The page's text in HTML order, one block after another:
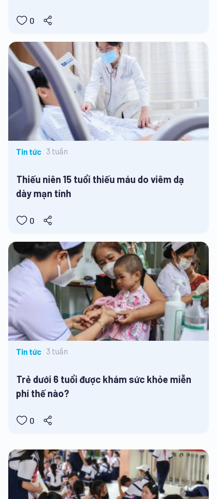
0
Tin tức 3 tuần
Thiếu niên 15 tuổi thiếu máu do viêm dạ
dày mạn tính
0
Tin tức 3 tuần
Trẻ dưới 6 tuổi được khám sức khỏe miễn
phí thế nào?
0